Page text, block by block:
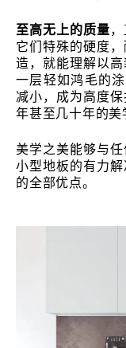
至高无上的质量
它们特殊的硬度
造，就能理解以高
一层轻如鸿毛的
减小，成为高度
年甚至几十年的美
美学之美能够与
小型地板的有力
的全部优点。